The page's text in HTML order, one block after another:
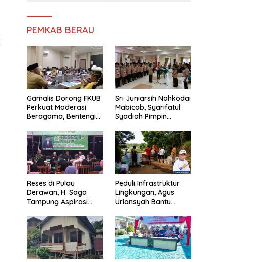
PEMKAB BERAU
Gamalis Dorong FKUB
Perkuat Moderasi
Beragama, Bentengi
Pemecah Persatuan
Sri Juniarsih Nahkodai
Mabicab, Syarifatul
Syadiah Pimpin
Berau 2026–2031
Reses di Pulau
Derawan, H. Saga
Tampung Aspirasi
Masyarakat Bijak
Sikapi Efisiensi
Anggaran
Peduli Infrastruktur
Lingkungan, Agus
Uriansyah Bantu
Jalan di Gang Angsa